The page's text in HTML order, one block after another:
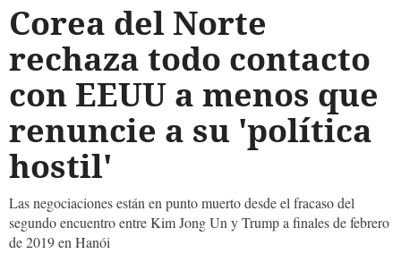
Corea del Norte
rechaza todo contacto
con EEUU a menos que
renuncie a su 'política
hostil'
Las negociaciones están en punto muerto desde el fracaso del
segundo encuentro entre Kim Jong Un y Trump a finales de febrero
de 2019 en Hanói